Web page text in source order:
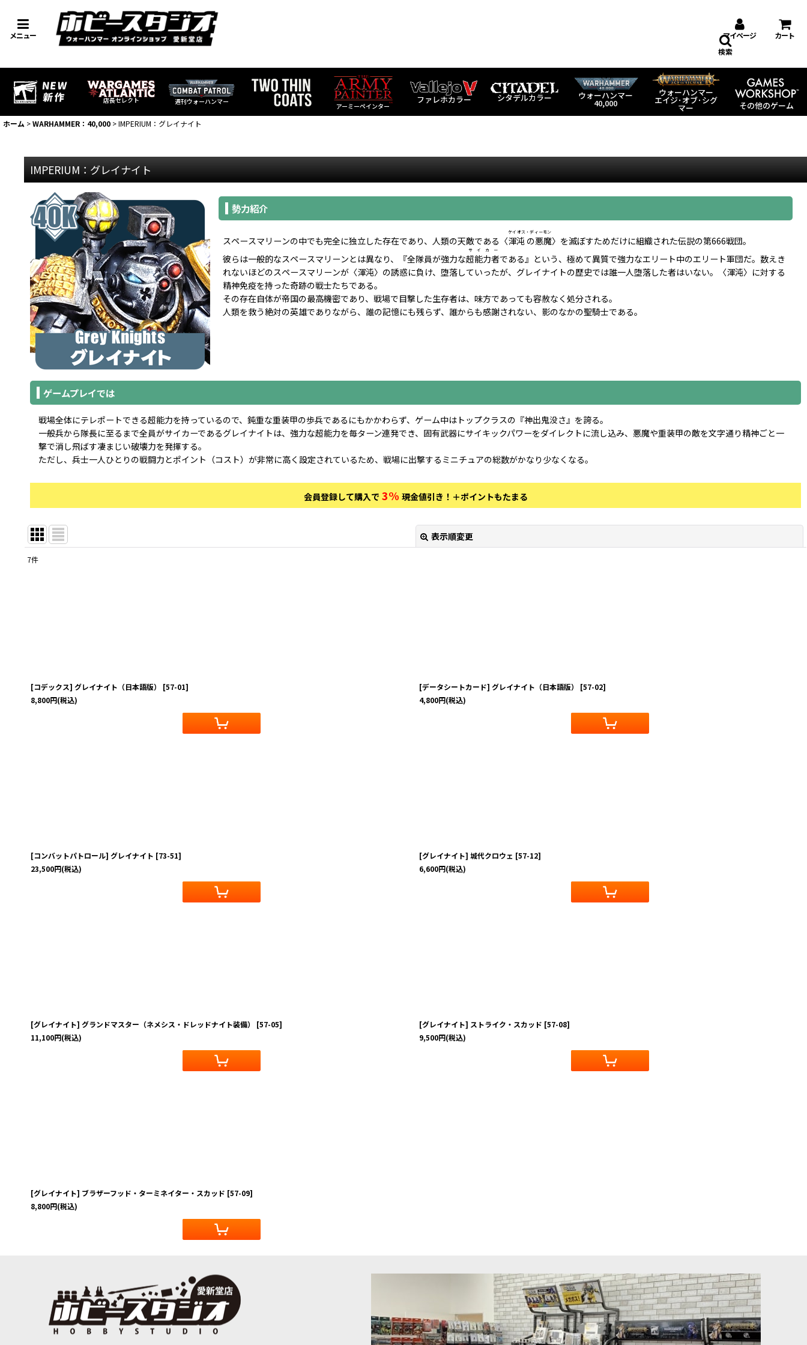
メニュー マイページ カート
店長セレクト 週刊ウォーハンマー
アーミーペインター
ファレホカラー シタデルカラー ウォーハンマー
40,000
ウォーハンマー
エイジ･オブ･シグ
マー その他のゲーム
検索
ホーム >WARHAMMER：40,000 >IMPERIUM：グレイナイト
IMPERIUM：グレイナイト
勢力紹介
スペースマリーンの中でも完全に独立した存在であり、人類の天敵である〈渾沌 の悪魔
ケイオス・ディーモン
〉を滅ぼすためだけに組織された伝説の第666戦団。
彼らは一般的なスペースマリーンとは異なり、『全隊員が強力な超能力者
サイカー
である』という、極めて異質で強力なエリート中のエリート軍団だ。数えき
れないほどのスペースマリーンが〈渾沌〉の誘惑に負け、堕落していったが、グレイナイトの歴史では誰一人堕落した者はいない。〈渾沌〉に対する
精神免疫を持った奇跡の戦士たちである。
その存在自体が帝国の最高機密であり、戦場で目撃した生存者は、味方であっても容赦なく処分される。
人類を救う絶対の英雄でありながら、誰の記憶にも残らず、誰からも感謝されない、影のなかの聖騎士である。
ゲームプレイでは
戦場全体にテレポートできる超能力を持っているので、鈍重な重装甲の歩兵であるにもかかわらず、ゲーム中はトップクラスの『神出鬼没さ』を誇る。
一般兵から隊長に至るまで全員がサイカーであるグレイナイトは、強力な超能力を毎ターン連発でき、固有武器にサイキックパワーをダイレクトに流し込み、悪魔や重装甲の敵を文字通り精神ごと一
撃で消し飛ばす凄まじい破壊力を発揮する。
ただし、兵士一人ひとりの戦闘力とポイント（コスト）が非常に高く設定されているため、戦場に出撃するミニチュアの総数がかなり少なくなる。
会員登録して購入で 3% 現金値引き！＋ポイントもたまる
表示順変更
7件
[コデックス] グレイナイト（日本語版） [57-01]
8,800円(税込)
[データシートカード] グレイナイト（日本語版） [57-02]
4,800円(税込)
[コンバットパトロール] グレイナイト [73-51]
23,500円(税込)
[グレイナイト] 城代クロウェ [57-12]
6,600円(税込)
[グレイナイト] グランドマスター（ネメシス・ドレッドナイト装備） [57-05]
11,100円(税込)
[グレイナイト] ストライク・スカッド [57-08]
9,500円(税込)
[グレイナイト] ブラザーフッド・ターミネイター・スカッド [57-09]
8,800円(税込)